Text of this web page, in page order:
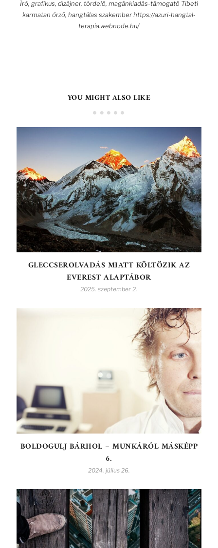
Író, grafikus, dizájner, tördelő, magánkiadás-támogató Tibeti
karmatan őrző, hangtálas szakember https://azuri-hangtal-
terapia.webnode.hu/
YOU MIGHT ALSO LIKE
GLECCSEROLVADÁS MIATT KÖLTÖZIK AZ
EVEREST ALAPTÁBOR
2025. szeptember 2.
BOLDOGULJ BÁRHOL – MUNKÁRÓL MÁSKÉPP
6.
2024. július 26.